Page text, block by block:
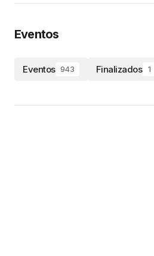
Eventos
Eventos 943 Finalizados 1